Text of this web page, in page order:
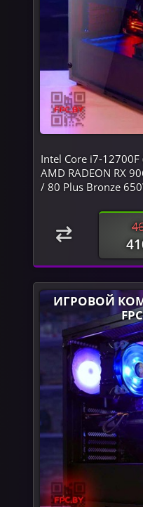
Intel Core i7-
AMD RADEON RX
/ 80 Plus Bronze
ИГРОВОЙ